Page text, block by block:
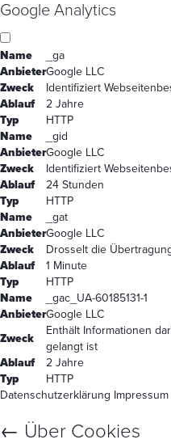
Google Analytics
Name
_ga
AnbieterGoogle LLC
Zweck
Identifiziert
Ablauf
2 Jahre
Typ
HTTP
Name
_gid
AnbieterGoogle LLC
Zweck
Identifiziert
Ablauf
24 Stunden
Typ
HTTP
Name
_gat
AnbieterGoogle LLC
Zweck
Drosselt die
Ablauf
1 Minute
Typ
HTTP
Name
_gac_UA-60185131-1
AnbieterGoogle LLC
Zweck
Enthält Informationen
gelangt ist
Ablauf
2 Jahre
Typ
HTTP
Datenschutzerklärung Impressum
← Über Cookies